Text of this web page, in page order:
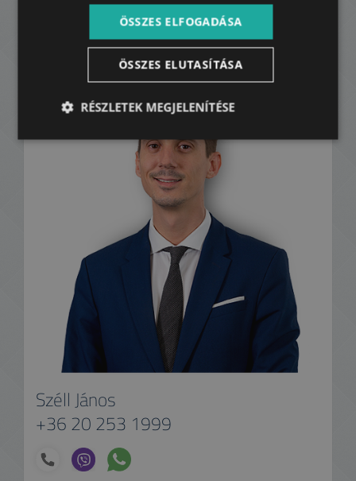
118.950.000 HUF
325.000 EUR
Széll János
+36 20 253 1999
ÖSSZES ELFOGADÁSA
ÖSSZES ELUTASÍTÁSA
RÉSZLETEK MEGJELENÍTÉSE